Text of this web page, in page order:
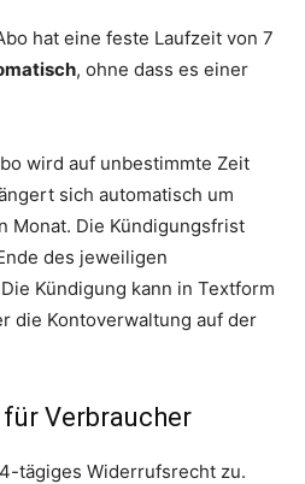
hat eine feste Laufzeit von 7
, ohne dass es einer
wird auf unbestimmte Zeit
sich automatisch um
Monat. Die Kündigungsfrist
des jeweiligen
Kündigung kann in Textform
die Kontoverwaltung auf der
Verbraucher
tägiges Widerrufsrecht zu.